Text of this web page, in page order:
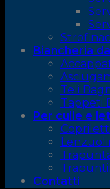
Biancheria
Teli
Tappeti
Per culle e
Contatti